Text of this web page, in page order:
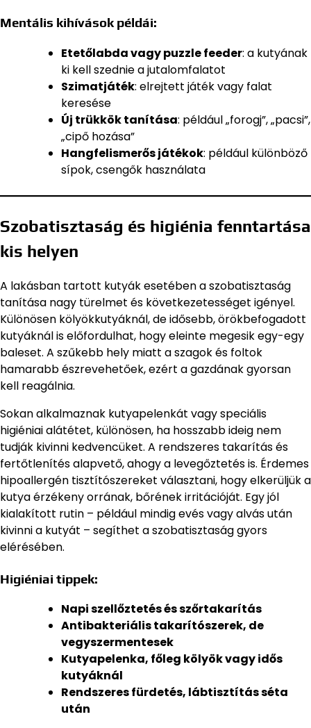
Mentális kihívások példái:
Etetőlabda vagy puzzle feeder: a kutyának
ki kell szednie a jutalomfalatot
Szimatjáték: elrejtett játék vagy falat
keresése
Új trükkök tanítása: például „forogj”, „pacsi”,
„cipő hozása”
Hangfelismerős játékok: például különböző
sípok, csengők használata
Szobatisztaság és higiénia fenntartása
kis helyen
A lakásban tartott kutyák esetében a szobatisztaság
tanítása nagy türelmet és következetességet igényel.
Különösen kölyökkutyáknál, de idősebb, örökbefogadott
kutyáknál is előfordulhat, hogy eleinte megesik egy-egy
baleset. A szűkebb hely miatt a szagok és foltok
hamarabb észrevehetőek, ezért a gazdának gyorsan
kell reagálnia.
Sokan alkalmaznak kutyapelenkát vagy speciális
higiéniai alátétet, különösen, ha hosszabb ideig nem
tudják kivinni kedvencüket. A rendszeres takarítás és
fertőtlenítés alapvető, ahogy a levegőztetés is. Érdemes
hipoallergén tisztítószereket választani, hogy elkerüljük a
kutya érzékeny orrának, bőrének irritációját. Egy jól
kialakított rutin – például mindig evés vagy alvás után
kivinni a kutyát – segíthet a szobatisztaság gyors
elérésében.
Higiéniai tippek:
Napi szellőztetés és szőrtakarítás
Antibakteriális takarítószerek, de
vegyszermentesek
Kutyapelenka, főleg kölyök vagy idős
kutyáknál
Rendszeres fürdetés, lábtisztítás séta
után